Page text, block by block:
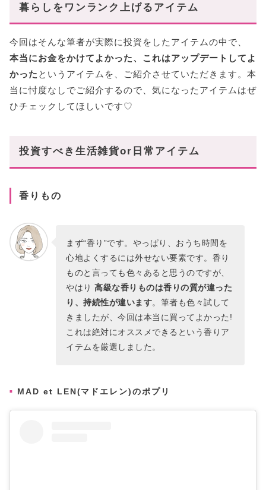
暮らしをワンランク上げるアイテム
今回はそんな筆者が実際に投資をしたアイテムの中で、
本当にお金をかけてよかった、これはアップデートしてよ
かった というアイテムを、ご紹介させていただきます。本
当に忖度なしでご紹介するので、気になったアイテムはぜ
ひチェックしてほしいです♡
投資すべき生活雑貨or日常アイテム
香りもの
まず“香り”です。やっぱり、おうち時間を
心地よくするには外せない要素です。香り
ものと言っても色々あると思うのですが、
やはり 高級な香りものは香りの質が違った
り、持続性が違います。筆者も色々試して
きましたが、今回は本当に買ってよかった!
これは絶対にオススメできるという香りア
イテムを厳選しました。
MAD et LEN(マドエレン)のポプリ